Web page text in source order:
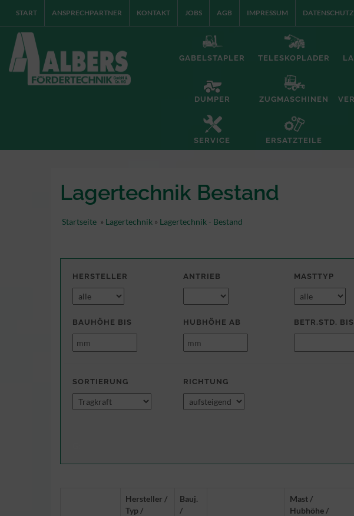
START ANSPRECHPARTNER KONTAKT JOBS AGB IMPRESSUM DATENSCHUTZ
GABELSTAPLER TELESKOPLADER
DUMPER ZUGMASCHINEN
SERVICE ERSATZTEILE
Lagertechnik Bestand
Startseite » Lagertechnik » Lagertechnik - Bestand
HERSTELLER ANTRIEB MASTTYP
BAUHÖHE BIS HUBHÖHE AB BETR.STD. BIS
SORTIERUNG RICHTUNG
Hersteller /
Typ /
Bauj.
/
Mast /
Hubhöhe /